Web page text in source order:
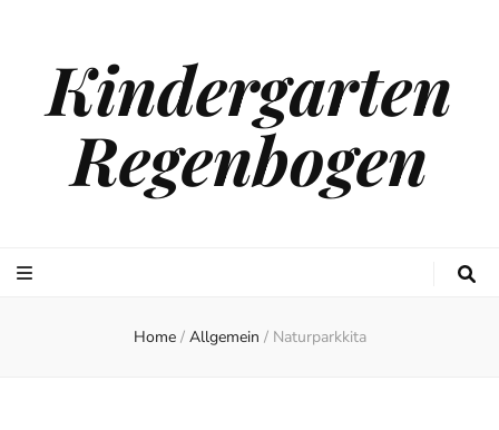
Kindergarten
Regenbogen
Home / Allgemein / Naturparkkita